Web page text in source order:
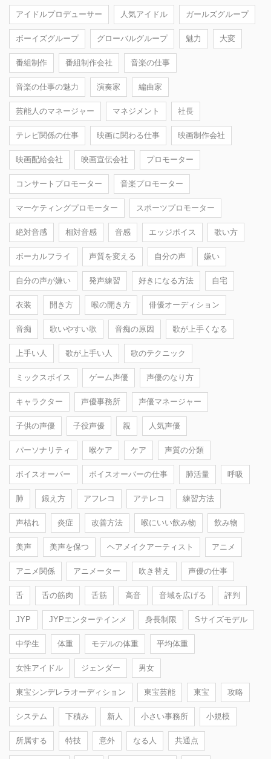
アイドルプロデューサー 人気アイドル ガールズグループ
ボーイズグループ グローバルグループ 魅力 大変
番組制作 番組制作会社 音楽の仕事
音楽の仕事の魅力 演奏家 編曲家
芸能人のマネージャー マネジメント 社長
テレビ関係の仕事 映画に関わる仕事 映画制作会社
映画配給会社 映画宣伝会社 プロモーター
コンサートプロモーター 音楽プロモーター
マーケティングプロモーター スポーツプロモーター
絶対音感 相対音感 音感 エッジボイス 歌い方
ボーカルフライ 声質を変える 自分の声 嫌い
自分の声が嫌い 発声練習 好きになる方法 自宅
衣装 開き方 喉の開き方 俳優オーディション
音痴 歌いやすい歌 音痴の原因 歌が上手くなる
上手い人 歌が上手い人 歌のテクニック
ミックスボイス ゲーム声優 声優のなり方
キャラクター 声優事務所 声優マネージャー
子供の声優 子役声優 親 人気声優
パーソナリティ 喉ケア ケア 声質の分類
ボイスオーバー ボイスオーバーの仕事 肺活量 呼吸
肺 鍛え方 アフレコ アテレコ 練習方法
声枯れ 炎症 改善方法 喉にいい飲み物 飲み物
美声 美声を保つ ヘアメイクアーティスト アニメ
アニメ関係 アニメーター 吹き替え 声優の仕事
舌 舌の筋肉 舌筋 高音 音域を広げる 評判
JYP JYPエンターテインメ 身長制限 Sサイズモデル
中学生 体重 モデルの体重 平均体重
女性アイドル ジェンダー 男女
東宝シンデレラオーディション 東宝芸能 東宝 攻略
システム 下積み 新人 小さい事務所 小規模
所属する 特技 意外 なる人 共通点